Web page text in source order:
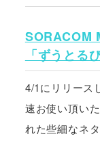
SORACOM
「ずうとる
4/1にリリース
速お使い頂い
れた些細なネ